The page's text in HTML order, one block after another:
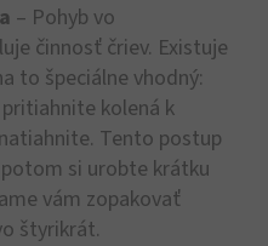
– Pohyb vo
činnosť čriev. Existuje
to špeciálne vhodný:
kolená k
Tento postup
si urobte krátku
vám zopakovať
štyrikrát.